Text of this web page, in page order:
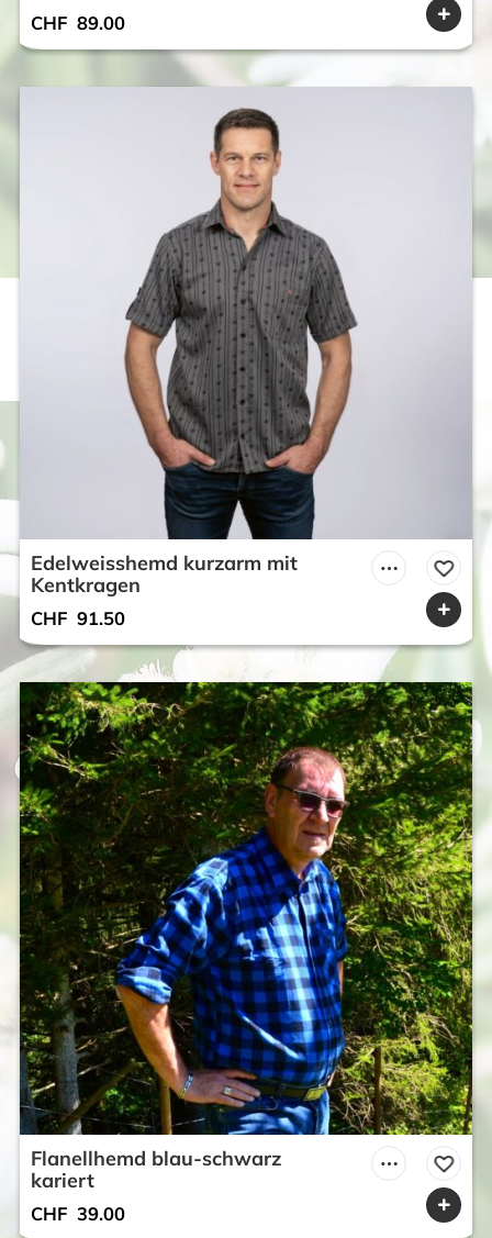
CHF 89.00
Edelweisshemd kurzarm mit
Kentkragen
CHF 91.50
Flanellhemd blau-schwarz
kariert
CHF 39.00